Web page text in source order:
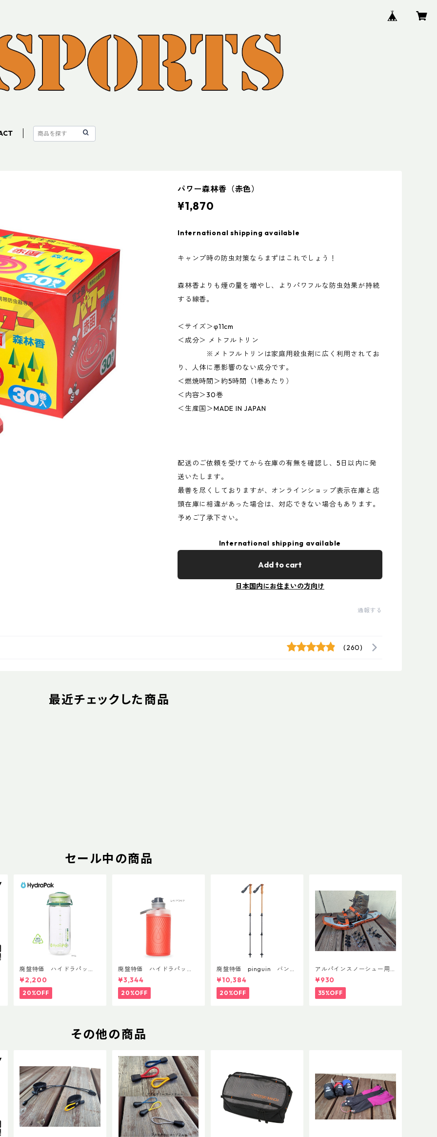
パワー森林香（赤色）
¥1,870
International shipping available
キャンプ時の防虫対策ならまずはこれでしょう！
森林香よりも煙の量を増やし、よりパワフルな防虫効果が持続
する線香。
＜サイズ＞φ11cm
＜成分＞ メトフルトリン
※メトフルトリンは家庭用殺虫剤に広く利用されてお
り、人体に悪影響のない成分です。
＜燃焼時間＞約5時間（1巻あたり）
＜内容＞30巻
＜生産国＞MADE IN JAPAN
配送のご依頼を受けてから在庫の有無を確認し、5日以内に発
送いたします。
最善を尽くしておりますが、オンラインショップ表示在庫と店
頭在庫に相違があった場合は、対応できない場合もあります。
予めご了承下さい。
International shipping available
Add to cart
日本国内にお住まいの方向け
通報する
(260)
最近チェックした商品
セール中の商品
廃盤特価 ハイドラパッ
ク リーコン ツイスト＆シ
ップ 500ml
¥2,200
20%OFF
廃盤特価 ハイドラパッ
ク フラックス 750ml
¥3,344
20%OFF
廃盤特価 pinguin バンブ
ーFLフォーム(ペア)
¥10,384
20%OFF
アルパインスノーシュー用
ストラップキャッチ(ペア)
¥930
35%OFF
その他の商品